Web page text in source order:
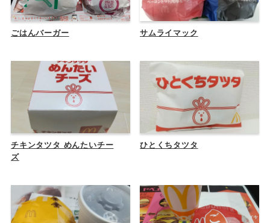
ごはんバーガー サムライマック
チキンタツタ めんたいチー
ズ
ひとくちタツタ